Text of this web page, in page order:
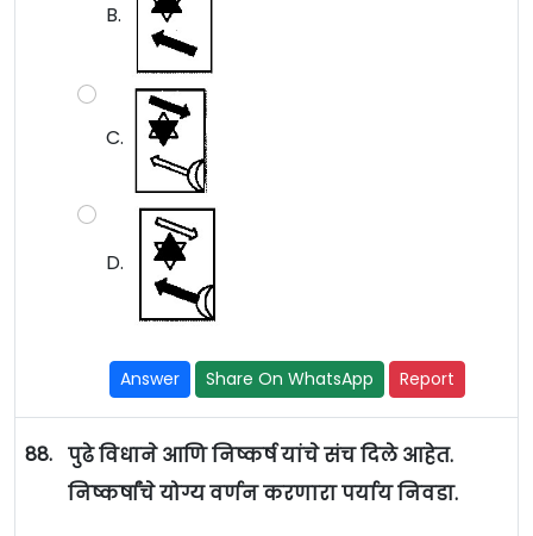
B.
C.
D.
Answer Share On WhatsApp Report
88. पुढे विधाने आणि निष्कर्ष यांचे संच दिले आहेत.
निष्कर्षांचे योग्य वर्णन करणारा पर्याय निवडा.